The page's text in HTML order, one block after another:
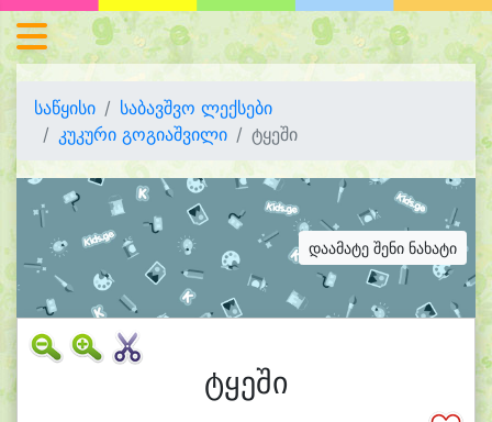
საწყისი
საბავშვო ლექსები
კუკური გოგიაშვილი
ტყეში
დაამატე შენი ნახატი
ტყეში